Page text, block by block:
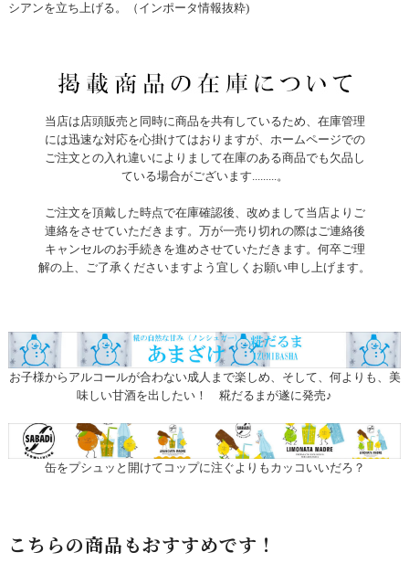
シアンを立ち上げる。（インポータ情報抜粋)
当店は店頭販売と同時に商品を共有しているため、在庫管理
には迅速な対応を心掛けてはおりますが、ホームページでの
ご注文との入れ違いによりまして在庫のある商品でも欠品し
ている場合がございます.........。
ご注文を頂戴した時点で在庫確認後、改めまして当店よりご
連絡をさせていただきます。万が一売り切れの際はご連絡後
キャンセルのお手続きを進めさせていただきます。何卒ご理
解の上、ご了承くださいますよう宜しくお願い申し上げます。
お子様からアルコールが合わない成人まで楽しめ、そして、何よりも、美
味しい甘酒を出したい！ 糀だるまが遂に発売♪
缶をプシュッと開けてコップに注ぐよりもカッコいいだろ？
こちらの商品もおすすめです！